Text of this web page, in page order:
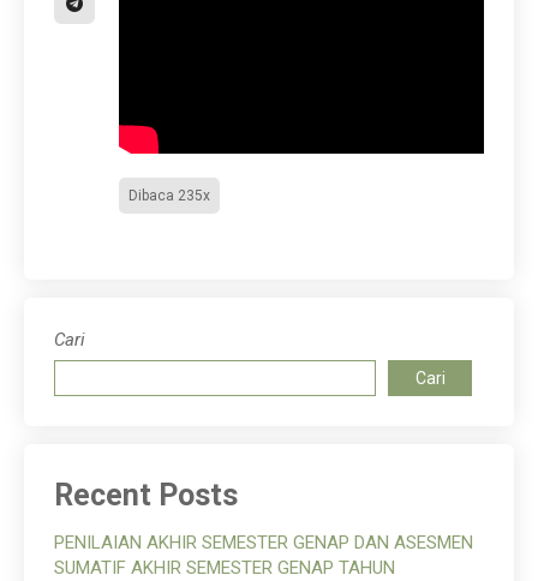
Dibaca 235x
Cari
Cari
Recent Posts
PENILAIAN AKHIR SEMESTER GENAP DAN ASESMEN
SUMATIF AKHIR SEMESTER GENAP TAHUN